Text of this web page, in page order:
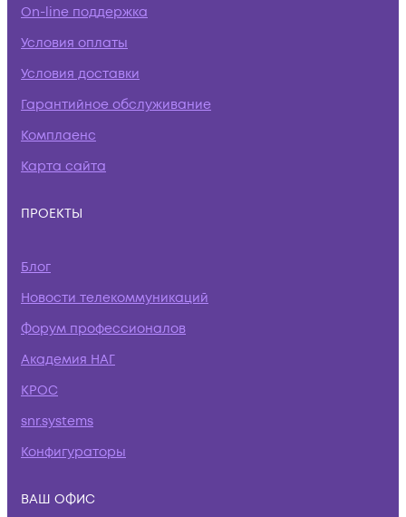
On-line поддержка
Условия оплаты
Условия доставки
Гарантийное обслуживание
Комплаенс
Карта сайта
ПРОЕКТЫ
Блог
Новости телекоммуникаций
Форум профессионалов
Академия НАГ
КРОС
snr.systems
Конфигураторы
ВАШ ОФИС